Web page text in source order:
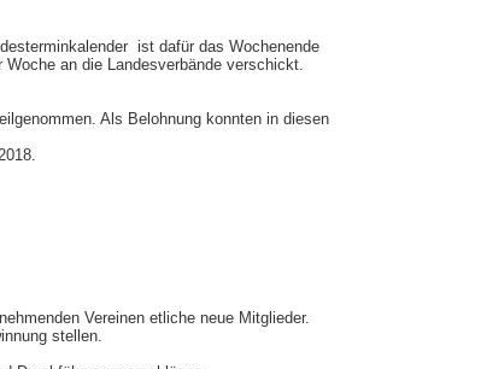
ist dafür das Wochenende
an die Landesverbände verschickt.
Als Belohnung konnten in diesen
Vereinen etliche neue Mitglieder.
stellen.